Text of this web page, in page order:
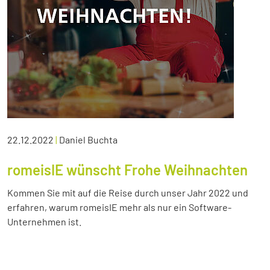
22.12.2022 | Daniel Buchta
romeisIE wünscht Frohe Weihnachten
Kommen Sie mit auf die Reise durch unser Jahr 2022 und
erfahren, warum romeisIE mehr als nur ein Software-
Unternehmen ist.